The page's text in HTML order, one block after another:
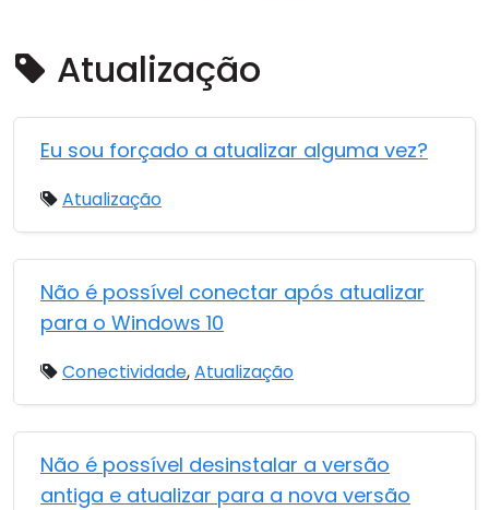
Atualização
Eu sou forçado a atualizar alguma vez?
Atualização
Não é possível conectar após atualizar
para o Windows 10
Conectividade,Atualização
Não é possível desinstalar a versão
antiga e atualizar para a nova versão